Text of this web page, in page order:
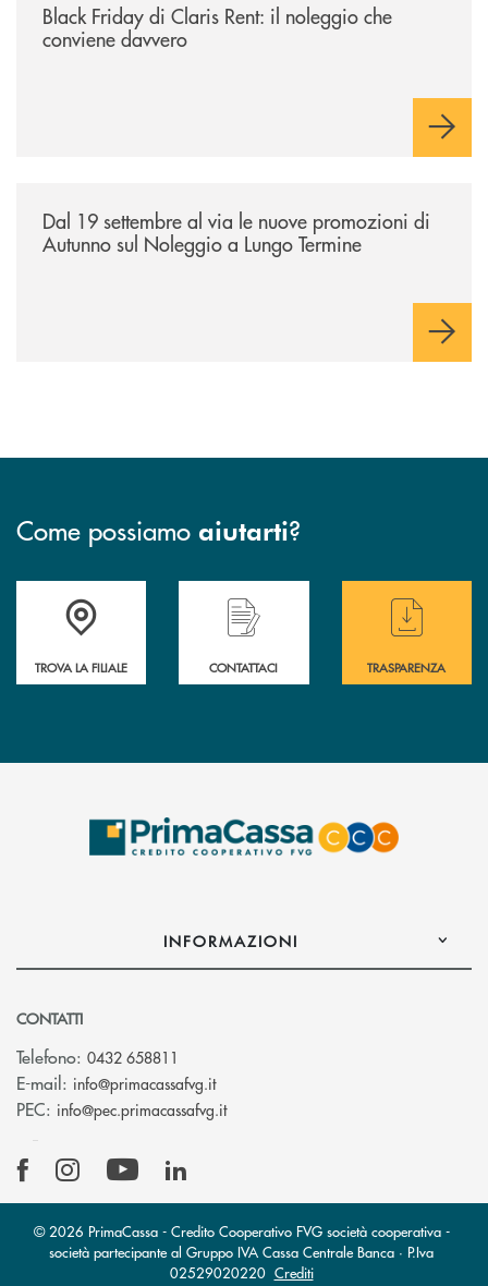
Black Friday di Claris Rent: il noleggio che
conviene davvero
Dal 19 settembre al via le nuove promozioni di
Autunno sul Noleggio a Lungo Termine
Come possiamo aiutarti?
Accedi all' elenco completo delle filiali .
TROVA LA FILIALE
Hai bisogno di assistenza immediata?
CONTATTACI
Hai bisogno di
TRASPARENZA
INFORMAZIONI
CONTATTI
Telefono: 0432 658811
E-mail: info@primacassafvg.it(si apre l’app di posta elettronica)
PEC: info@pec.primacassafvg.it(si apre l’app di posta elettronica)
© 2026 PrimaCassa - Credito Cooperativo FVG società cooperativa -
società partecipante al Gruppo IVA Cassa Centrale Banca · P.Iva
02529020220 Crediti